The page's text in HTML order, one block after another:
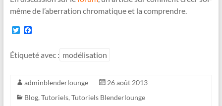
même de l’aberration chromatique et la comprendre.
T
t
t
r
F
e
k
Étiqueté avec : modélisation
adminblenderlounge
26 août 2013
Blog, Tutoriels, Tutoriels Blenderlounge